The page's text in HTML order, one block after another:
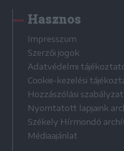
Hasznos
Impresszum
Szerzői jogok
Adatvédelmi
Cookie-kezelési
Hozzászólási szabályzat
Nyomtatott lapjaink
Székely Hírmondó
Médiaajánlat